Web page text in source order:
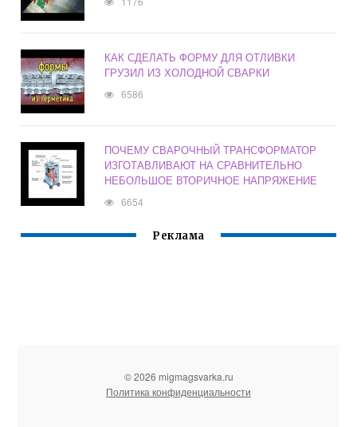
КАК СДЕЛАТЬ ФОРМУ ДЛЯ ОТЛИВКИ
ГРУЗИЛ ИЗ ХОЛОДНОЙ СВАРКИ
6586
ПОЧЕМУ СВАРОЧНЫЙ ТРАНСФОРМАТОР
ИЗГОТАВЛИВАЮТ НА СРАВНИТЕЛЬНО
НЕБОЛЬШОЕ ВТОРИЧНОЕ НАПРЯЖЕНИЕ
6654
Реклама
© 2026 migmagsvarka.ru
Политика конфиденциальности